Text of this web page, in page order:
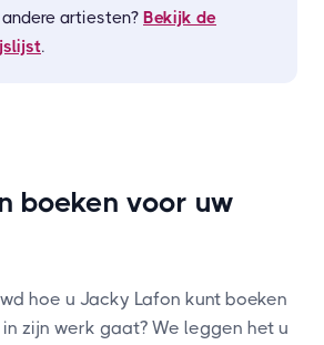
artiesten? Bekijk de
.
boeken voor uw
hoe u Jacky Lafon kunt boeken
zijn werk gaat? We leggen het u